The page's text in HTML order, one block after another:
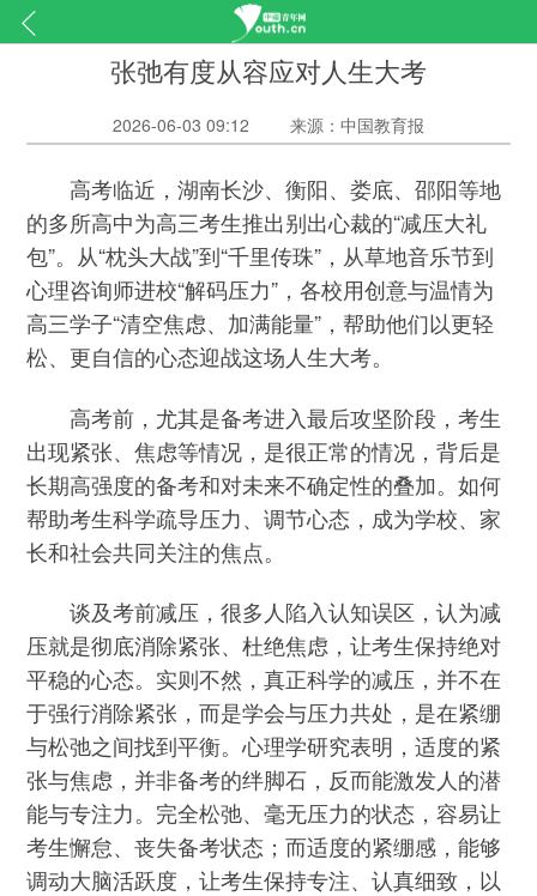
张弛有度从容应对人生大考
2026-06-03 09:12 来源：中国教育报
高考临近，湖南长沙、衡阳、娄底、邵阳等地
的多所高中为高三考生推出别出心裁的“减压大礼
包”。从“枕头大战”到“千里传珠”，从草地音乐节到
心理咨询师进校“解码压力”，各校用创意与温情为
高三学子“清空焦虑、加满能量”，帮助他们以更轻
松、更自信的心态迎战这场人生大考。
高考前，尤其是备考进入最后攻坚阶段，考生
出现紧张、焦虑等情况，是很正常的情况，背后是
长期高强度的备考和对未来不确定性的叠加。如何
帮助考生科学疏导压力、调节心态，成为学校、家
长和社会共同关注的焦点。
谈及考前减压，很多人陷入认知误区，认为减
压就是彻底消除紧张、杜绝焦虑，让考生保持绝对
平稳的心态。实则不然，真正科学的减压，并不在
于强行消除紧张，而是学会与压力共处，是在紧绷
与松弛之间找到平衡。心理学研究表明，适度的紧
张与焦虑，并非备考的绊脚石，反而能激发人的潜
能与专注力。完全松弛、毫无压力的状态，容易让
考生懈怠、丧失备考状态；而适度的紧绷感，能够
调动大脑活跃度，让考生保持专注、认真细致，以